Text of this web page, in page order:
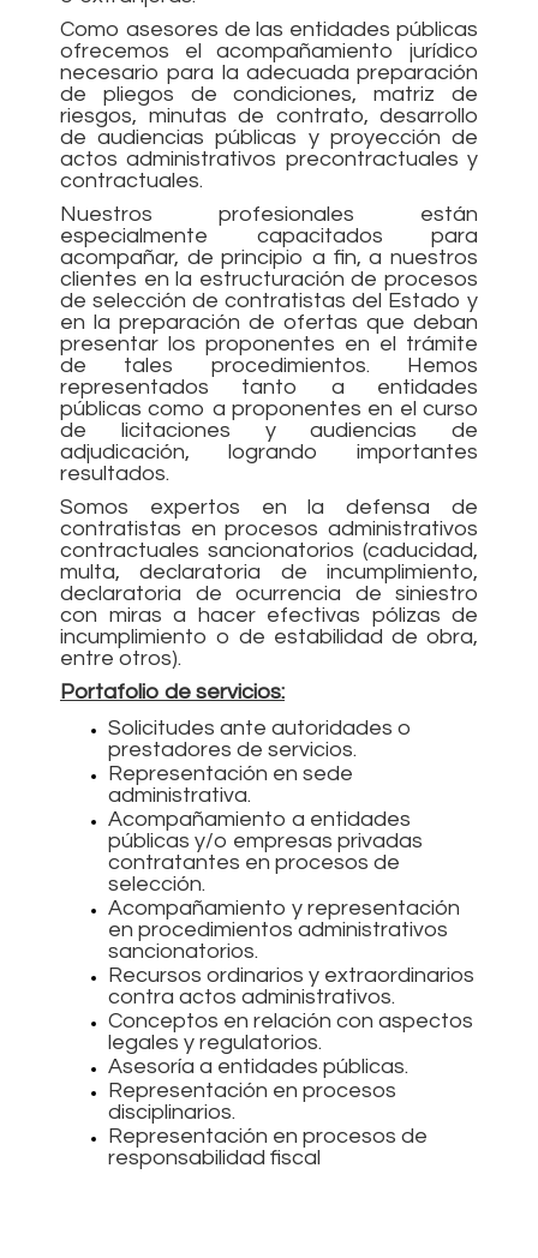
Como asesores de las entidades públicas
ofrecemos el acompañamiento jurídico
necesario para la adecuada preparación
de pliegos de condiciones, matriz de
riesgos, minutas de contrato, desarrollo
de audiencias públicas y proyección de
actos administrativos precontractuales y
contractuales.
Nuestros profesionales están
especialmente capacitados para
acompañar, de principio a fin, a nuestros
clientes en la estructuración de procesos
de selección de contratistas del Estado y
en la preparación de ofertas que deban
presentar los proponentes en el trámite
de tales procedimientos. Hemos
representados tanto a entidades
públicas como a proponentes en el curso
de licitaciones y audiencias de
adjudicación, logrando importantes
resultados.
Somos expertos en la defensa de
contratistas en procesos administrativos
contractuales sancionatorios (caducidad,
multa, declaratoria de incumplimiento,
declaratoria de ocurrencia de siniestro
con miras a hacer efectivas pólizas de
incumplimiento o de estabilidad de obra,
entre otros).
Portafolio de servicios:
Solicitudes ante autoridades o
prestadores de servicios.
Representación en sede
administrativa.
Acompañamiento a entidades
públicas y/o empresas privadas
contratantes en procesos de
selección.
Acompañamiento y representación
en procedimientos administrativos
sancionatorios.
Recursos ordinarios y extraordinarios
contra actos administrativos.
Conceptos en relación con aspectos
legales y regulatorios.
Asesoría a entidades públicas.
Representación en procesos
disciplinarios.
Representación en procesos de
responsabilidad fiscal